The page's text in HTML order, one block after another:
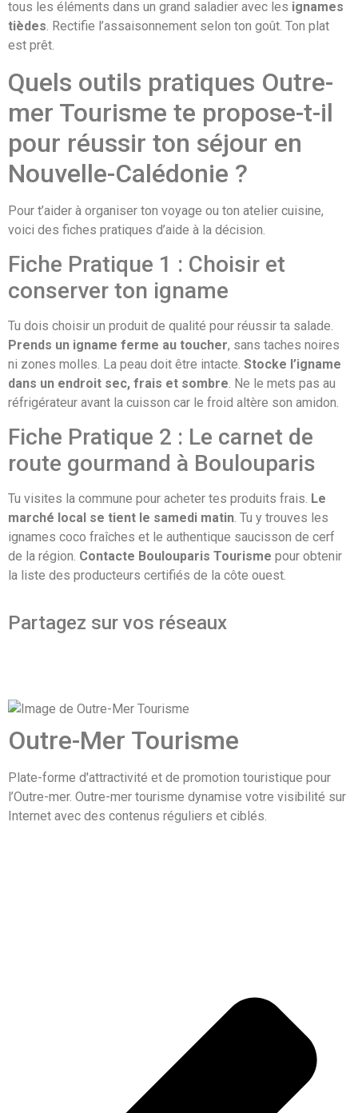
tous les éléments dans un grand saladier avec les ignames
tièdes. Rectifie l’assaisonnement selon ton goût. Ton plat
est prêt.
Quels outils pratiques Outre-
mer Tourisme te propose-t-il
pour réussir ton séjour en
Nouvelle-Calédonie ?
Pour t’aider à organiser ton voyage ou ton atelier cuisine,
voici des fiches pratiques d’aide à la décision.
Fiche Pratique 1 : Choisir et
conserver ton igname
Tu dois choisir un produit de qualité pour réussir ta salade.
Prends un igname ferme au toucher, sans taches noires
ni zones molles. La peau doit être intacte. Stocke l’igname
dans un endroit sec, frais et sombre. Ne le mets pas au
réfrigérateur avant la cuisson car le froid altère son amidon.
Fiche Pratique 2 : Le carnet de
route gourmand à Boulouparis
Tu visites la commune pour acheter tes produits frais. Le
marché local se tient le samedi matin. Tu y trouves les
ignames coco fraîches et le authentique saucisson de cerf
de la région. Contacte Boulouparis Tourisme pour obtenir
la liste des producteurs certifiés de la côte ouest.
Partagez sur vos réseaux
Outre-Mer Tourisme
Plate-forme d'attractivité et de promotion touristique pour
l’Outre-mer. Outre-mer tourisme dynamise votre visibilité sur
Internet avec des contenus réguliers et ciblés.